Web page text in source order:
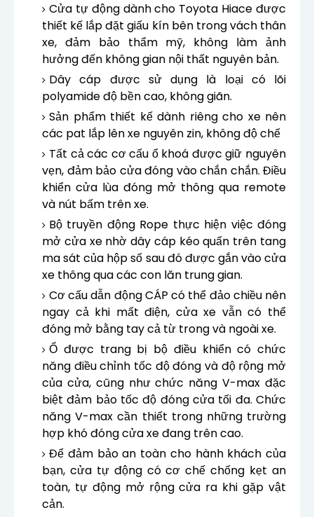
Cửa tự động dành cho Toyota Hiace được
thiết kế lắp đặt giấu kín bên trong vách thân
xe, đảm bảo thẩm mỹ, không làm ảnh
hưởng đến không gian nội thất nguyên bản.
Dây cáp được sử dụng là loại có lõi
polyamide độ bền cao, không giãn.
Sản phẩm thiết kế dành riêng cho xe nên
các pat lắp lên xe nguyên zin, không độ chế
Tất cả các cơ cấu ổ khoá được giữ nguyên
vẹn, đảm bảo cửa đóng vào chắn chắn. Điều
khiển cửa lùa đóng mở thông qua remote
và nút bấm trên xe.
Bộ truyền động Rope thực hiện việc đóng
mở cửa xe nhờ dây cáp kéo quấn trên tang
ma sát của hộp số sau đó được gắn vào cửa
xe thông qua các con lăn trung gian.
Cơ cấu dẫn động CÁP có thể đảo chiều nên
ngay cả khi mất điện, cửa xe vẫn có thể
đóng mở bằng tay cả từ trong và ngoài xe.
Ổ được trang bị bộ điều khiển có chức
năng điều chỉnh tốc độ đóng và độ rộng mở
của cửa, cũng như chức năng V-max đặc
biệt đảm bảo tốc độ đóng cửa tối đa. Chức
năng V-max cần thiết trong những trường
hợp khó đóng cửa xe đang trên cao.
Để đảm bảo an toàn cho hành khách của
bạn, cửa tự động có cơ chế chống kẹt an
toàn, tự động mở rộng cửa ra khi gặp vật
cản.